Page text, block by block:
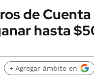
de Cuenta
hasta
+ Agregar ámbito en